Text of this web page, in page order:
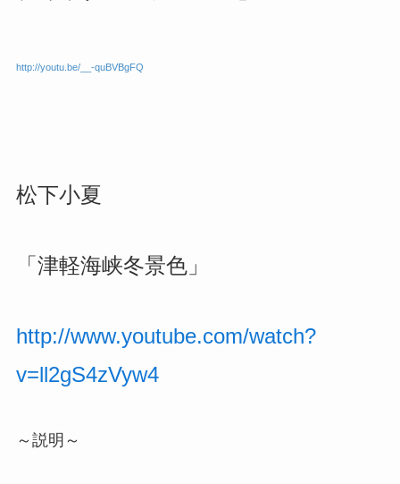
http://youtu.be/__-quBVBgFQ
松下小夏
「津軽海峡冬景色」
http://www.youtube.com/watch?
v=ll2gS4zVyw4
～説明～